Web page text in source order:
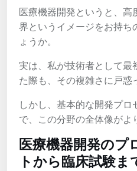
医療機器開発というと、
界というイメージをお持ち
ょうか。
実は、私が技術者として最
た際も、その複雑さに戸惑
しかし、基本的な開発プロ
で、この分野の全体像がよ
医療機器開発のプ
トから臨床試験ま